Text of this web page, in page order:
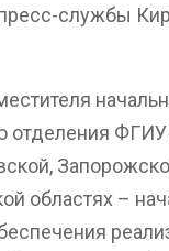
службы
отделения
областях –